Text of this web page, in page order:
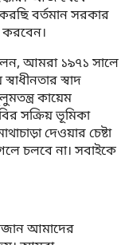
বর্তমান সরকার
করবেন।
আমরা ১৯৭১ সালে
স্বাদ
কায়েম
সক্রিয় ভূমিকা
দেওয়ার চেষ্টা
চলবে না। সবাইকে
আমাদের